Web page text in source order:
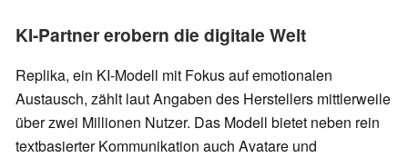
KI-Partner erobern die digitale Welt
Replika, ein KI-Modell mit Fokus auf emotionalen
Austausch, zählt laut Angaben des Herstellers mittlerweile
über zwei Millionen Nutzer. Das Modell bietet neben rein
textbasierter Kommunikation auch Avatare und